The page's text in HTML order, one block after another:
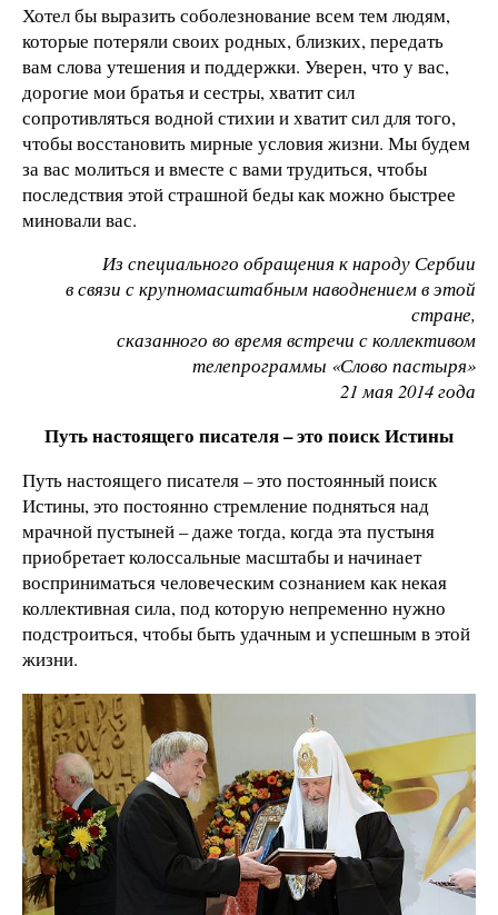
Хотел бы выразить соболезнование всем тем людям,
которые потеряли своих родных, близких, передать
вам слова утешения и поддержки. Уверен, что у вас,
дорогие мои братья и сестры, хватит сил
сопротивляться водной стихии и хватит сил для того,
чтобы восстановить мирные условия жизни. Мы будем
за вас молиться и вместе с вами трудиться, чтобы
последствия этой страшной беды как можно быстрее
миновали вас.
Из специального обращения к народу Сербии
в связи с крупномасштабным наводнением в этой
стране,
сказанного во время встречи с коллективом
телепрограммы «Слово пастыря»
21 мая 2014 года
Путь настоящего писателя – это поиск Истины
Путь настоящего писателя – это постоянный поиск
Истины, это постоянно стремление подняться над
мрачной пустыней – даже тогда, когда эта пустыня
приобретает колоссальные масштабы и начинает
восприниматься человеческим сознанием как некая
коллективная сила, под которую непременно нужно
подстроиться, чтобы быть удачным и успешным в этой
жизни.